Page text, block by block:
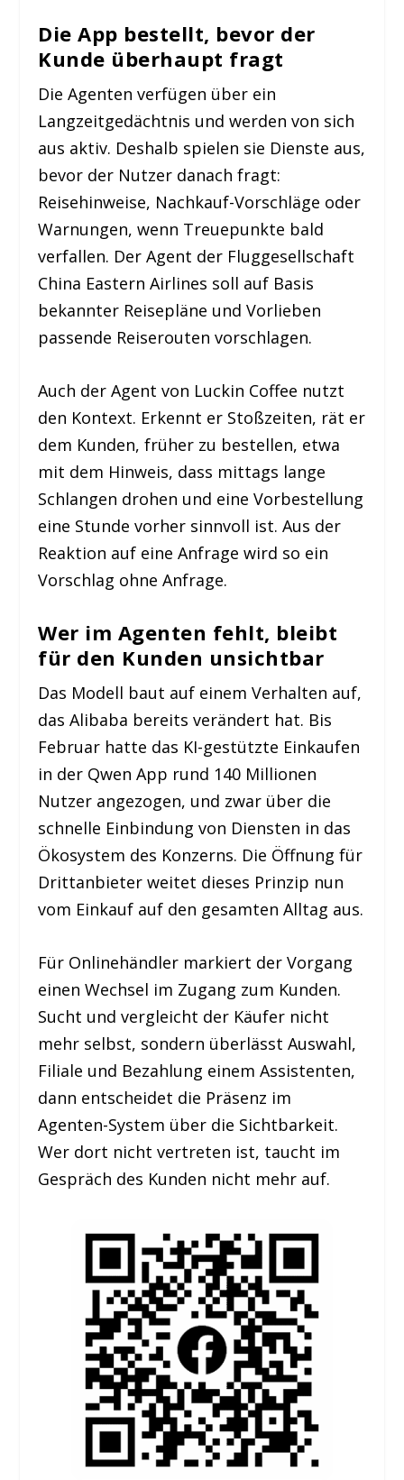
Die App bestellt, bevor der
Kunde überhaupt fragt
Die Agenten verfügen über ein
Langzeitgedächtnis und werden von sich
aus aktiv. Deshalb spielen sie Dienste aus,
bevor der Nutzer danach fragt:
Reisehinweise, Nachkauf-Vorschläge oder
Warnungen, wenn Treuepunkte bald
verfallen. Der Agent der Fluggesellschaft
China Eastern Airlines soll auf Basis
bekannter Reisepläne und Vorlieben
passende Reiserouten vorschlagen.
Auch der Agent von Luckin Coffee nutzt
den Kontext. Erkennt er Stoßzeiten, rät er
dem Kunden, früher zu bestellen, etwa
mit dem Hinweis, dass mittags lange
Schlangen drohen und eine Vorbestellung
eine Stunde vorher sinnvoll ist. Aus der
Reaktion auf eine Anfrage wird so ein
Vorschlag ohne Anfrage.
Wer im Agenten fehlt, bleibt
für den Kunden unsichtbar
Das Modell baut auf einem Verhalten auf,
das Alibaba bereits verändert hat. Bis
Februar hatte das KI-gestützte Einkaufen
in der Qwen App rund 140 Millionen
Nutzer angezogen, und zwar über die
schnelle Einbindung von Diensten in das
Ökosystem des Konzerns. Die Öffnung für
Drittanbieter weitet dieses Prinzip nun
vom Einkauf auf den gesamten Alltag aus.
Für Onlinehändler markiert der Vorgang
einen Wechsel im Zugang zum Kunden.
Sucht und vergleicht der Käufer nicht
mehr selbst, sondern überlässt Auswahl,
Filiale und Bezahlung einem Assistenten,
dann entscheidet die Präsenz im
Agenten-System über die Sichtbarkeit.
Wer dort nicht vertreten ist, taucht im
Gespräch des Kunden nicht mehr auf.